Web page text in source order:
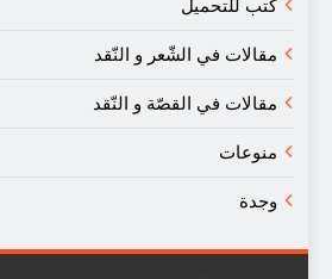
كتب للتحميل
مقالات في الشّعر و النّقد
مقالات في القصّة و النّقد
منوعات
وجدة